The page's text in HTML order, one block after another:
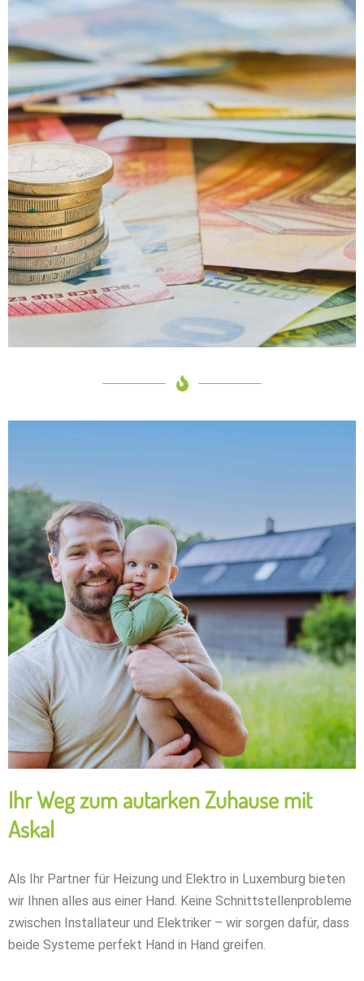
Ihr Weg zum autarken Zuhause mit
Askal
Als Ihr Partner für Heizung und Elektro in Luxemburg bieten
wir Ihnen alles aus einer Hand. Keine Schnittstellenprobleme
zwischen Installateur und Elektriker – wir sorgen dafür, dass
beide Systeme perfekt Hand in Hand greifen.